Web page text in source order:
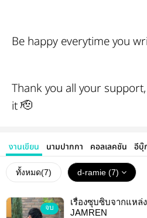
Be happy everytime you
Thank you all your
it 🫡
งานเขียน นามปากกา คอลเลคชัน อีบุ๊
ทั้งหมด(7) d-ramie (7)
จบ
เรื่องซุบซิบจากแหล่
JAMREN